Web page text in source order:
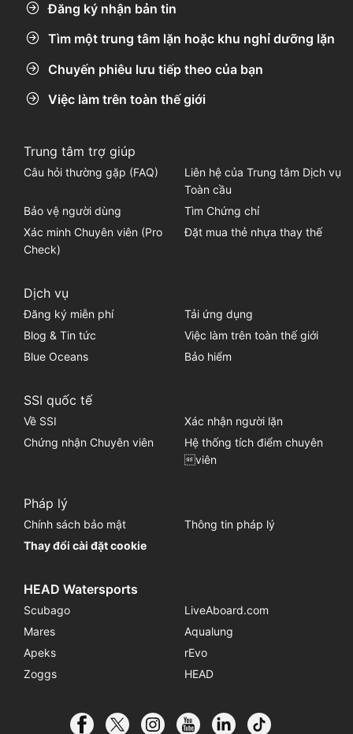
Đăng ký nhận bản tin
Tìm một trung tâm lặn hoặc khu nghỉ dưỡng lặn
Chuyến phiêu lưu tiếp theo của bạn
Việc làm trên toàn thế giới
Trung tâm trợ giúp
Câu hỏi thường gặp (FAQ)
Liên hệ của Trung tâm Dịch vụ
Toàn cầu
Bảo vệ người dùng
Tìm Chứng chỉ
Xác minh Chuyên viên (Pro
Check)
Đặt mua thẻ nhựa thay thế
Dịch vụ
Đăng ký miễn phí
Tải ứng dụng
Blog & Tin tức
Việc làm trên toàn thế giới
Blue Oceans
Bảo hiểm
SSI quốc tế
Về SSI
Xác nhận người lặn
Chứng nhận Chuyên viên
Hệ thống tích điểm chuyên
viên
Pháp lý
Chính sách bảo mật
Thông tin pháp lý
Thay đổi cài đặt cookie
HEAD Watersports
Scubago
LiveAboard.com
Mares
Aqualung
Apeks
rEvo
Zoggs
HEAD